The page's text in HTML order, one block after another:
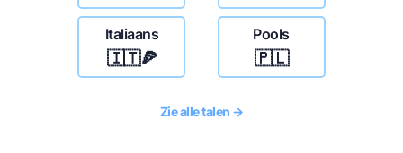
Italiaans
🇮🇹🍕
Pools
🇵🇱
Zie alle talen →